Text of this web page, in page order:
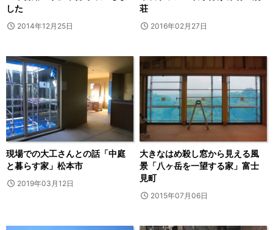
した
2014年12月25日
荘
2016年02月27日
現場での大工さんとの話「中庭
と暮らす家」松本市
2019年03月12日
大きなはめ殺し窓から見える風
景「八ヶ岳を一望する家」富士
見町
2015年07月06日